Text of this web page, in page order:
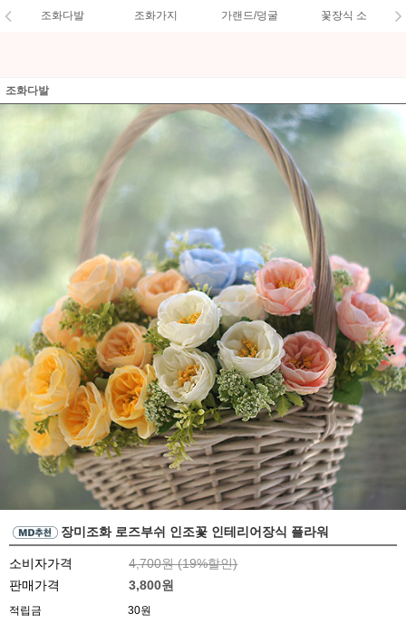
조화다발 조화가지 가랜드/덩굴 꽃장식 소
조화다발
장미조화 로즈부쉬 인조꽃 인테리어장식 플라워
소비자가격 4,700원 (19%할인)
판매가격
3,800원
적립금 30원